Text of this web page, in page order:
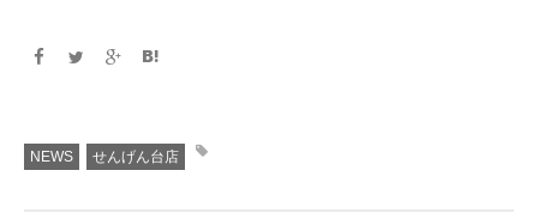
NEWS せんげん台店